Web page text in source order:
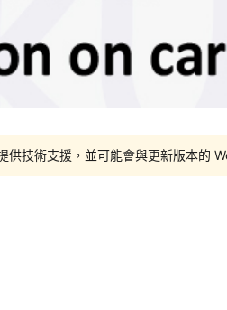
供技術支援，並可能會與更新版本的